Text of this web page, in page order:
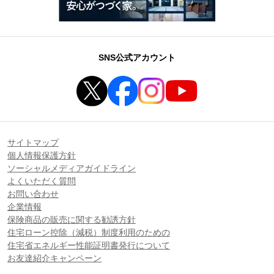
SNS公式アカウント
サイトマップ
個人情報保護方針
ソーシャルメディアガイドライン
よくいただく質問
お問い合わせ
企業情報
保険商品の販売に関する勧誘方針
住宅ローン控除（減税）制度利用のための
住宅省エネルギー性能証明書発行について
お友達紹介キャンペーン